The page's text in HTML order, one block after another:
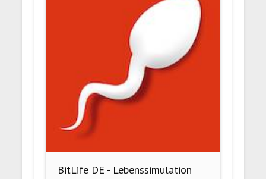
BitLife DE - Lebenssimulation